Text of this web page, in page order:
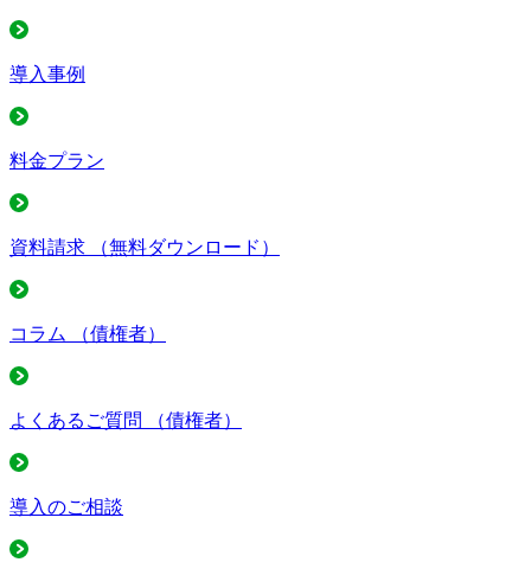
導入事例
料金プラン
資料請求 （無料ダウンロード）
コラム （債権者）
よくあるご質問 （債権者）
導入のご相談